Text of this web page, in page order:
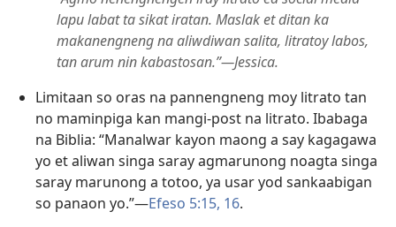
lapu labat ta sikat iratan. Maslak et ditan ka
makanengneng na aliwdiwan salita, litratoy labos,
tan arum nin kabastosan.”​—Jessica.
Limitaan so oras na pannengneng moy litrato tan
no maminpiga kan mangi-post na litrato. Ibabaga
na Biblia: “Manalwar kayon maong a say kagagawa
yo et aliwan singa saray agmarunong noagta singa
saray marunong a totoo, ya usar yod sankaabigan
so panaon yo.”​—Efeso 5:15, 16.